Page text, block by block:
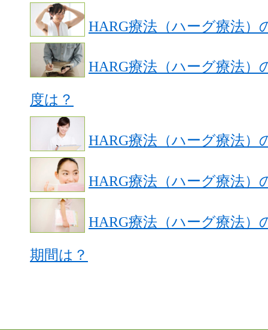
HARG療法（ハーグ療法）
HARG療法（ハーグ療法）
度は？
HARG療法（ハーグ療法）
HARG療法（ハーグ療法）
HARG療法（ハーグ療法）
期間は？